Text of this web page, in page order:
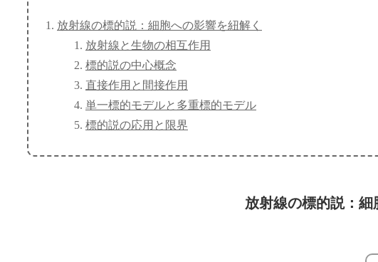
放射線の標的説：細胞への影響を紐解く
放射線と生物の相互作用
標的説の中心概念
直接作用と間接作用
単一標的モデルと多重標的モデル
標的説の応用と限界
放射線の標的説：細